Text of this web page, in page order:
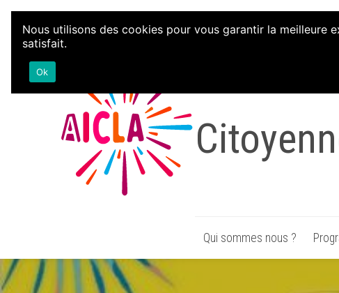
Aller au contenu
Qui sommes nous ?
Nous utilisons des cookies pour vous garantir la meilleure
satisfait.
Ok